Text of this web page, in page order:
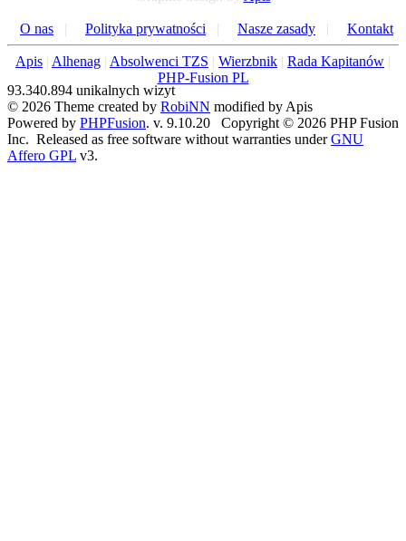
O nas | Polityka prywatności | Nasze zasady | Kontakt
Apis | Alhenag | Absolwenci TZS | Wierzbnik | Rada Kapitanów |
PHP-Fusion PL
93.340.894 unikalnych wizyt
© 2026 Theme created by RobiNN modified by Apis
Powered by PHPFusion. v. 9.10.20 Copyright © 2026 PHP Fusion
Inc. Released as free software without warranties underGNU
Affero GPL v3.